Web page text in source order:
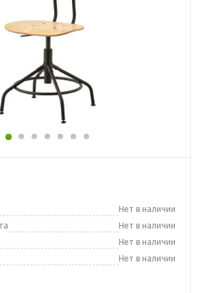
Нет в наличии
Нет в наличии
Нет в наличии
Нет в наличии